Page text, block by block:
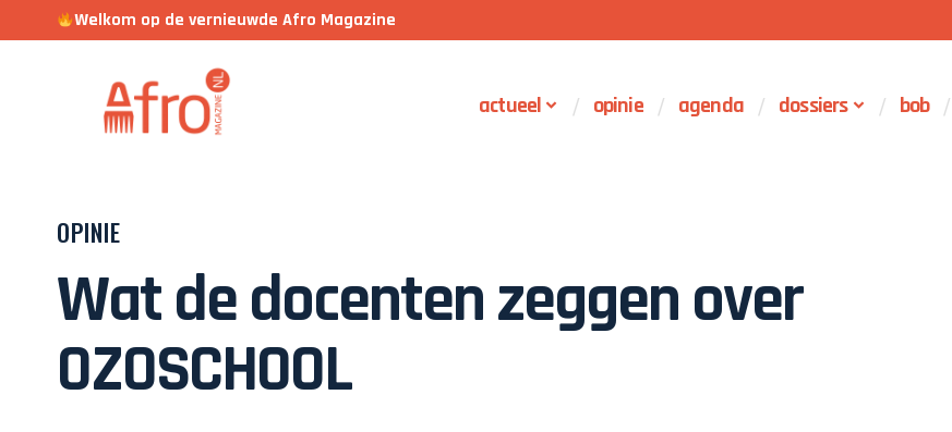
Welkom op de vernieuwde Afro Magazine
actueel opinie agenda dossiers bob
OPINIE
Wat de docenten zeggen over
OZOSCHOOL